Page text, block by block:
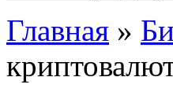
Главная »